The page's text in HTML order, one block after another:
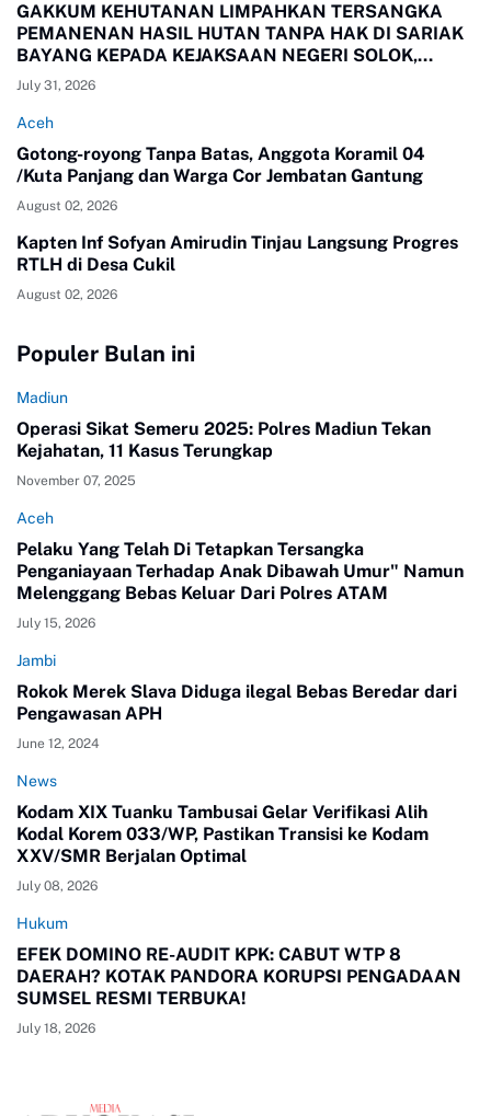
GAKKUM KEHUTANAN LIMPAHKAN TERSANGKA
PEMANENAN HASIL HUTAN TANPA HAK DI SARIAK
BAYANG KEPADA KEJAKSAAN NEGERI SOLOK,
SUMBAR
July 31, 2026
Aceh
Gotong-royong Tanpa Batas, Anggota Koramil 04
/Kuta Panjang dan Warga Cor Jembatan Gantung
August 02, 2026
Kapten Inf Sofyan Amirudin Tinjau Langsung Progres
RTLH di Desa Cukil
August 02, 2026
Populer Bulan ini
Madiun
Operasi Sikat Semeru 2025: Polres Madiun Tekan
Kejahatan, 11 Kasus Terungkap
November 07, 2025
Aceh
Pelaku Yang Telah Di Tetapkan Tersangka
Penganiayaan Terhadap Anak Dibawah Umur" Namun
Melenggang Bebas Keluar Dari Polres ATAM
July 15, 2026
Jambi
Rokok Merek Slava Diduga ilegal Bebas Beredar dari
Pengawasan APH
June 12, 2024
News
Kodam XIX Tuanku Tambusai Gelar Verifikasi Alih
Kodal Korem 033/WP, Pastikan Transisi ke Kodam
XXV/SMR Berjalan Optimal
July 08, 2026
Hukum
EFEK DOMINO RE-AUDIT KPK: CABUT WTP 8
DAERAH? KOTAK PANDORA KORUPSI PENGADAAN
SUMSEL RESMI TERBUKA!
July 18, 2026